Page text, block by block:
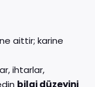
aittir; karine
ihtarlar,
bilgi düzeyini